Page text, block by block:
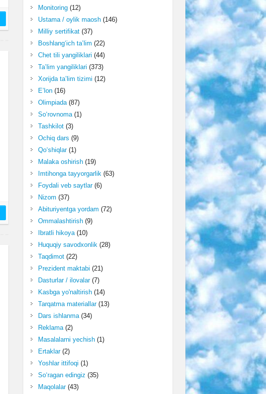
Monitoring(12)
Ustama / oylik maosh(146)
Milliy sertifikat(37)
Boshlang‘ich ta’lim (22)
Chet tili yangiliklari (44)
Ta’lim yangiliklari (373)
Xorijda ta’lim tizimi (12)
E’lon(16)
Olimpiada(87)
So‘rovnoma(1)
Tashkilot(3)
Ochiq dars (9)
Qo‘shiqlar(1)
Malaka oshirish(19)
Imtihonga tayyorgarlik(63)
Foydali veb saytlar(6)
Nizom (37)
Abituriyentga yordam (72)
Ommalashtirish(9)
Ibratli hikoya(10)
Huquqiy savodxonlik(28)
Taqdimot(22)
Prezident maktabi (21)
Dasturlar / ilovalar(7)
Kasbga yo'naltirish(14)
Tarqatma materiallar(13)
Dars ishlanma(34)
Reklama(2)
Masalalarni yechish(1)
Ertaklar(2)
Yoshlar ittifoqi (1)
So‘ragan edingiz (35)
Maqolalar(43)